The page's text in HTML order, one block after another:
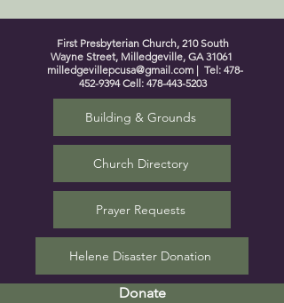
First Presbyterian Church, 210 South
Wayne Street, Milledgeville, GA 31061
milledgevillepcusa@gmail.com | Tel: 478-
452-9394Cell: 478-443-5203
Building & Grounds
Church Directory
Prayer Requests
Helene Disaster Donation
Donate